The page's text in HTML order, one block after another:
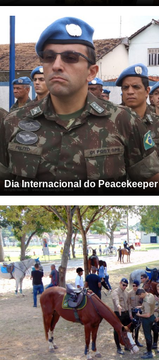
Dia Internacional do